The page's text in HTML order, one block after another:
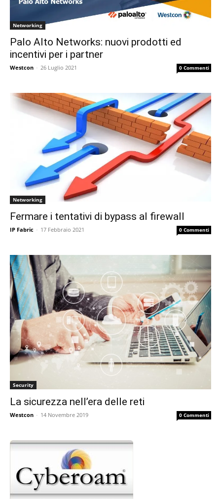
Networking
Palo Alto Networks: nuovi prodotti ed
incentivi per i partner
Westcon - 26 Luglio 2021 0 Commenti
Networking
Fermare i tentativi di bypass al firewall
IP Fabric - 17 Febbraio 2021 0 Commenti
Security
La sicurezza nell’era delle reti
Westcon - 14 Novembre 2019 0 Commenti